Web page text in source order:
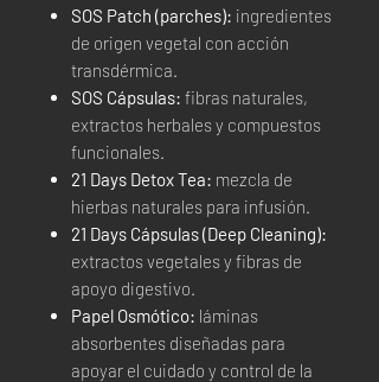
SOS Patch (parches): ingredientes
de origen vegetal con acción
transdérmica.
SOS Cápsulas: fibras naturales,
extractos herbales y compuestos
funcionales.
21 Days Detox Tea: mezcla de
hierbas naturales para infusión.
21 Days Cápsulas (Deep Cleaning):
extractos vegetales y fibras de
apoyo digestivo.
Papel Osmótico: láminas
absorbentes diseñadas para
apoyar el cuidado y control de la